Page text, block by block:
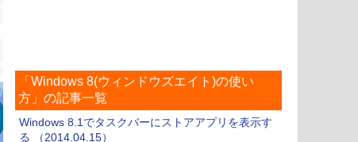
「Windows 8(ウィンドウズエイト)の使い
方」の記事一覧
Windows 8.1でタスクバーにストアアプリを表示す
る （2014.04.15）